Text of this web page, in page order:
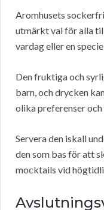
Aromhusets
utmärkt val för alla
vardag eller en
Den fruktiga och
barn, och drycken
olika preferenser och
Servera den iskall
den som bas för att
mocktails vid